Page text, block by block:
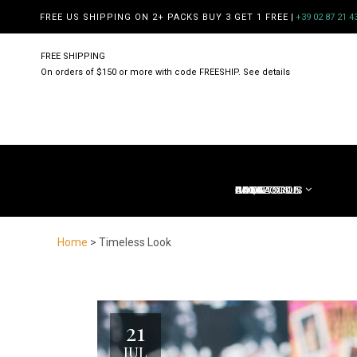
FREE US SHIPPING ON 2+ PACKS BUY 3 GET 1 FREE | +39 02 87 21
FREE SHIPPING
On orders of $150 or more with code FREESHIP. See details
HOME
ABOUT US
COLLECTION
CLIENTS
CATALOGUE
FAQS
BLOG
CONTACT US
Home > Timeless Look
21
JUL